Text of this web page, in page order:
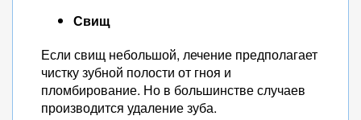
Свищ
Если свищ небольшой, лечение предполагает
чистку зубной полости от гноя и
пломбирование. Но в большинстве случаев
производится удаление зуба.